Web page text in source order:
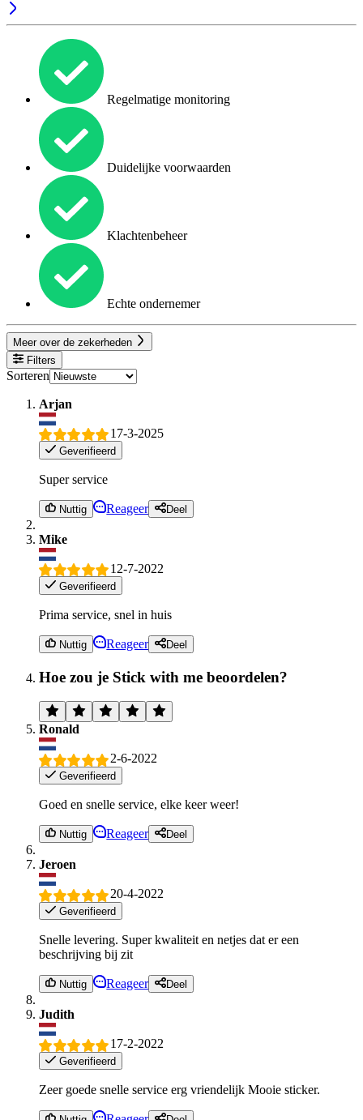
Regelmatige monitoring
Duidelijke voorwaarden
Klachtenbeheer
Echte ondernemer
Meer over de zekerheden
Filters
Sorteren
Arjan
17-3-2025
Geverifieerd
Super service
Nuttig Reageer Deel
Mike
12-7-2022
Geverifieerd
Prima service, snel in huis
Nuttig Reageer Deel
Hoe zou je Stick with me beoordelen?
Ronald
2-6-2022
Geverifieerd
Goed en snelle service, elke keer weer!
Nuttig Reageer Deel
Jeroen
20-4-2022
Geverifieerd
Snelle levering. Super kwaliteit en netjes dat er een
beschrijving bij zit
Nuttig Reageer Deel
Judith
17-2-2022
Geverifieerd
Zeer goede snelle service erg vriendelijk Mooie sticker.